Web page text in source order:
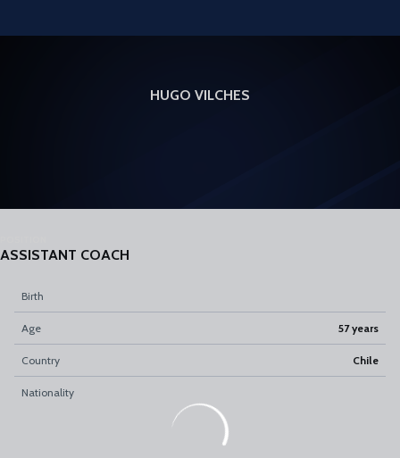
Skip to main content
HUGO VILCHES
ASSISTANT COACH
Birth
Age 57 years
Country Chile
Nationality